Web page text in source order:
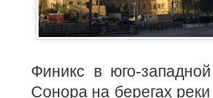
Финикс в юго-
Сонора на берегах